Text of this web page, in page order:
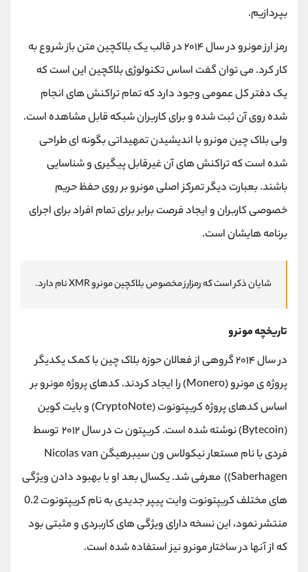
بپردازیم.
رمز ارز مونرو در سال ۲۰۱۴ در قالب یک بلاکچین متن باز شروع به
کار کرد. می توان گفت اساس تکنولوژی بلاکچین این است که
یک دفتر کل عمومی وجود دارد که تمام تراکنش های انجام
شده روی آن ثبت شده و برای کاربران شبکه قابل مشاهده است.
ولی بلاک چین مونرو با اندیشیدن تمهیداتی بگونه ای طراحی
شده است که تراکنش های آن غیرقابل پیگیری و شناسایی
باشند. بعبارت دیگر تمرکز اصلی مونرو بر روی حفظ حریم
خصوصی کاربران و ایجاد فرصت برابر برای تمام افراد برای اجرای
برنامه هایشان است.
شایان ذکر است که رمزارز مخصوص بلاکچین مونرو XMR نام دارد.
تاریخچه مونرو
در سال ۲۰۱۴ گروهی از فعالان حوزه بلاک چین با کمک یکدیگر
پروژه ی مونرو (Monero) را ایجاد کردند. کدهای پروژه مونرو بر
اساس کدهای پروژه کریپتونوت (CryptoNote) و بایت کوین
(Bytecoin) نوشته شده است. کریپتون ت در سال ۲۰۱۲ توسط
فردی با نام مستعار نیکولاس ون سیبرهیگن Nicolas van
Saberhagen)) معرفی شد. یکسال بعد او با بهبود دادن ویژگی
های مختلف کریپتونوت وایت پیپر جدیدی به نام کریپتونوت 0.2
منتشر نمود، این نسخه دارای ویژگی های کاربردی و مثبتی بود
که از آنها در ساختار مونرو نیز استفاده شده است.